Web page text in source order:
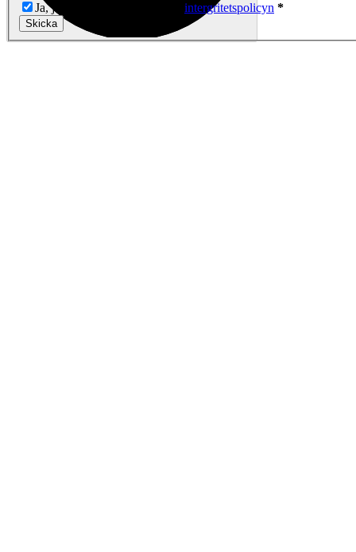
Ja, jag har läst och accepterar intergritetspolicyn *
Skicka